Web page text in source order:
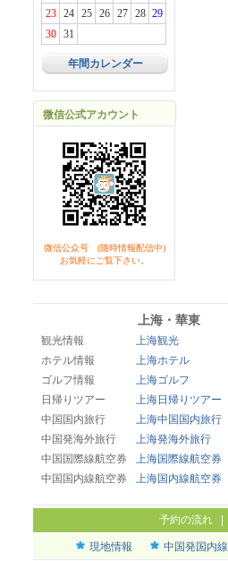
23
24 25 26 27 28 29
30
31
年間カレンダー
微信公式アカウント
微信公众号 (随時情報配信中)
お気軽にご覧下さい。
上海・華東
観光情報 上海観光
ホテル情報
上海ホテル
ゴルフ情報
上海ゴルフ
日帰りツアー
上海日帰りツアー
中国国内旅行
上海中国国内旅行
中国発海外旅行
上海発海外旅行
中国国際線航空券
上海国際線航空券
中国国内線航空券
上海国内線航空券
予約の流れ
現地情報 中国発国内線